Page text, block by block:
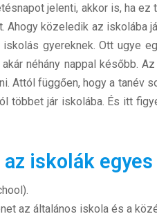
jelenti, akkor is, ha
Ahogy közeledik az iskolába
iskolás gyereknek. Ott ugye
néhány nappal később.
Attól függően, hogy a tanév
többet jár iskolába. És itt
iskolák
az általános iskola és a